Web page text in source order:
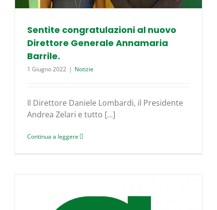
Sentite congratulazioni al nuovo
Direttore Generale Annamaria
Barrile.
1 Giugno 2022 | Notizie
Il Direttore Daniele Lombardi, il Presidente
Andrea Zelari e tutto [...]
Continua a leggere